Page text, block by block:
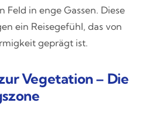
Feld in enge Gassen. Diese
ein Reisegefühl, das von
geprägt ist.
Vegetation – Die